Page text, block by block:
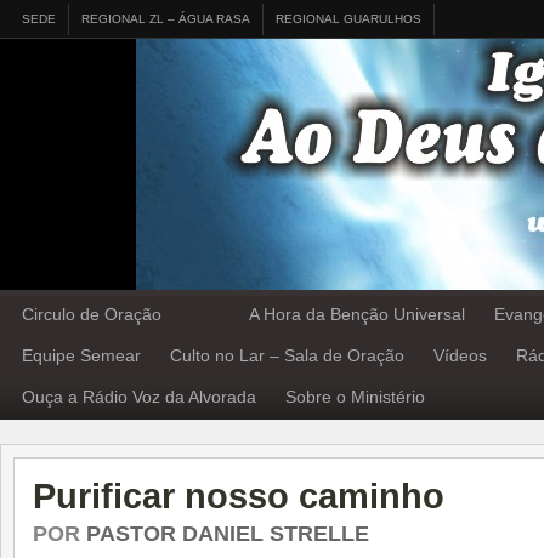
SEDE REGIONAL ZL – ÁGUA RASA REGIONAL GUARULHOS
Circulo de Oração A Hora da Benção Universal
Equipe Semear Culto no Lar – Sala de Oração Vídeos
Ouça a Rádio Voz da Alvorada Sobre o Ministério
Purificar nosso caminho
POR PASTOR DANIEL STRELLE